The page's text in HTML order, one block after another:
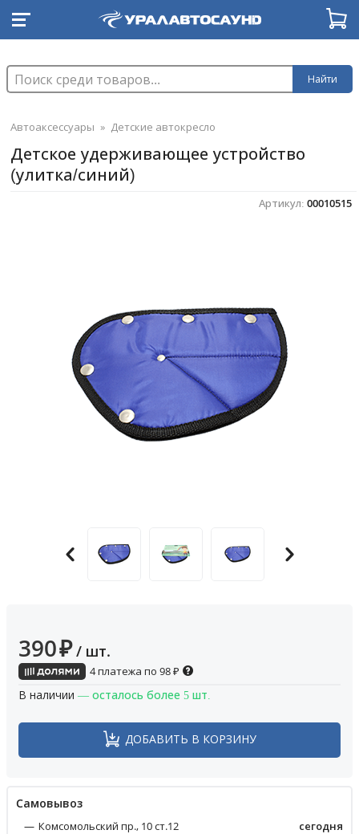
Найти
Автоаксессуары » Детские автокресло
Детское удерживающее устройство
(улитка/синий)
Артикул: 00010515
390₽ / шт.
4 платежа по 98₽
В наличии — осталось более 5 шт.
ДОБАВИТЬ В КОРЗИНУ
Cамовывоз
Комсомольский пр., 10 ст.12
сегодня